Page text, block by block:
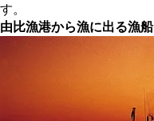
す。
由比漁港から漁に出る漁船